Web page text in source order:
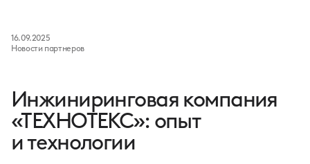
16.09.2025
Новости партнеров
Инжиниринговая компания
«ТЕХНОТЕКС»: опыт
и технологии